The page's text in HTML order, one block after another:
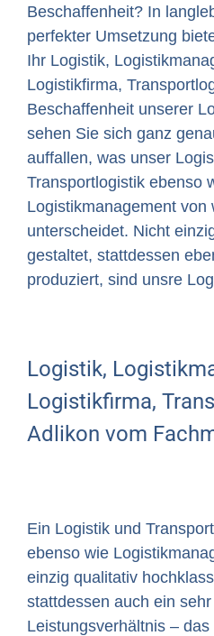
Beschaffenheit? In
perfekter Umsetzung
Ihr Logistik,
Logistikfirma,
Beschaffenheit unserer
sehen Sie sich ganz
auffallen, was unser
Transportlogistik ebenso
Logistikmanagement von
unterscheidet. Nicht
gestaltet, stattdessen
produziert, sind unsre
Logistik,
Logistikfirma,
Adlikon vom
Ein Logistik und
ebenso wie
einzig qualitativ
stattdessen auch ein
Leistungsverhältnis –